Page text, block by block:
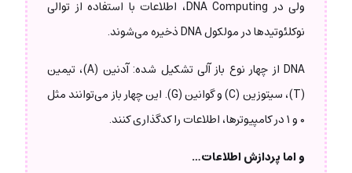
ولی در DNA Computing، اطلاعات با استفاده از توالی
نوکلئوتیدها در مولکول DNA ذخیره می‌شوند.
DNA از چهار نوع باز آلی تشکیل شده: آدنین (A)، تیمین
(T)، سیتوزین (C) و گوانین (G). این چهار باز می‌توانند مثل
۰ و ۱ در کامپیوترها، اطلاعات را کدگذاری کنند.
و اما پردازش اطلاعات…